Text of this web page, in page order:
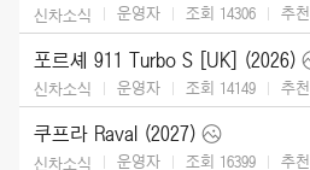
신차소식 운영자 조회 14306 추천
포르셰 911 Turbo S [UK] (2026)
신차소식 운영자 조회 14149 추천
쿠프라 Raval (2027)
신차소식 운영자 조회 16399 추천